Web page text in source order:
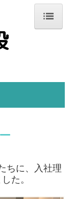
ちに、入社理
た。